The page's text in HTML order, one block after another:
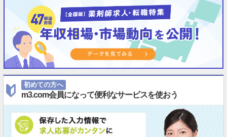
初めての方へ
m3.com会員になって便利なサービスを使おう